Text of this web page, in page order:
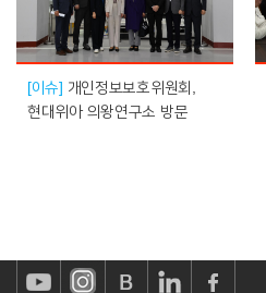
[이슈] 개인정보보호위원회,
현대위아 의왕연구소 방문